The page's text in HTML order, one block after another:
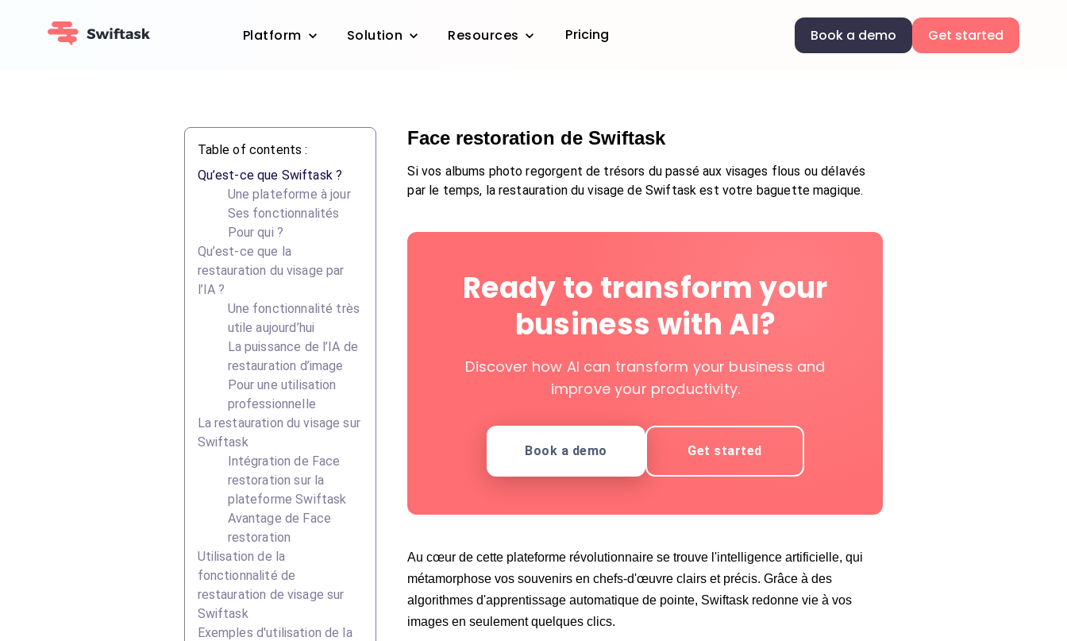
Platform Solution Resources Pricing Book a demo Get started
Table of contents :
Qu’est-ce que Swiftask ?
Une plateforme à jour
Ses fonctionnalités
Pour qui ?
Qu’est-ce que la
restauration du visage par
l’IA ?
Une fonctionnalité très
utile aujourd’hui
La puissance de l’IA de
restauration d’image
Pour une utilisation
professionnelle
La restauration du visage sur
Swiftask
Intégration de Face
restoration sur la
plateforme Swiftask
Avantage de Face
restoration
Utilisation de la
fonctionnalité de
restauration de visage sur
Swiftask
Exemples d'utilisation de la
Face restoration de Swiftask
Si vos albums photo regorgent de trésors du passé aux visages flous ou délavés
par le temps, la restauration du visage de Swiftask est votre baguette magique.
Ready to transform your
business with AI?
Discover how AI can transform your business and
improve your productivity.
Book a demo Get started
Au cœur de cette plateforme révolutionnaire se trouve l'intelligence artificielle, qui
métamorphose vos souvenirs en chefs-d'œuvre clairs et précis. Grâce à des
algorithmes d'apprentissage automatique de pointe, Swiftask redonne vie à vos
images en seulement quelques clics.